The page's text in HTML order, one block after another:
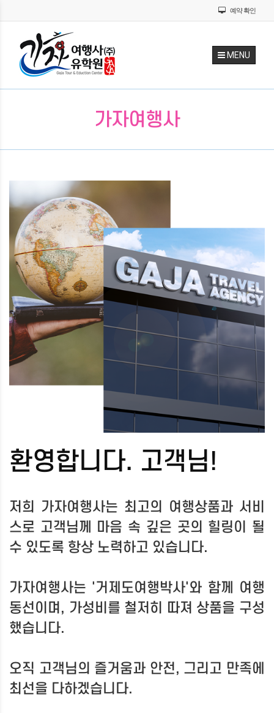
예약 확인
MENU
가자여행사
환영합니다. 고객님!
저희 가자여행사는 최고의 여행상품과 서비
스로 고객님께 마음 속 깊은 곳의 힐링이 될
수 있도록 항상 노력하고 있습니다.
가자여행사는 '거제도여행박사'와 함께 여행
동선이며, 가성비를 철저히 따져 상품을 구성
했습니다.
오직 고객님의 즐거움과 안전, 그리고 만족에
최선을 다하겠습니다.